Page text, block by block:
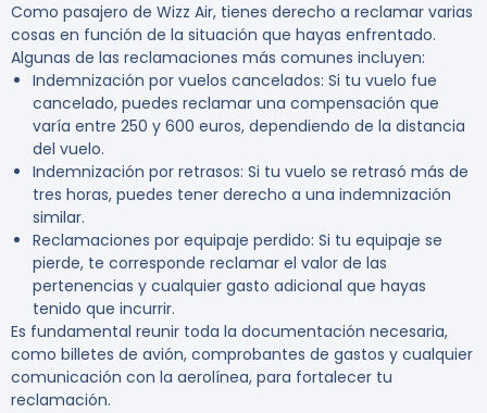
Como pasajero de Wizz Air, tienes derecho a reclamar varias
cosas en función de la situación que hayas enfrentado.
Algunas de las reclamaciones más comunes incluyen:
Indemnización por vuelos cancelados: Si tu vuelo fue
cancelado, puedes reclamar una compensación que
varía entre 250 y 600 euros, dependiendo de la distancia
del vuelo.
Indemnización por retrasos: Si tu vuelo se retrasó más de
tres horas, puedes tener derecho a una indemnización
similar.
Reclamaciones por equipaje perdido: Si tu equipaje se
pierde, te corresponde reclamar el valor de las
pertenencias y cualquier gasto adicional que hayas
tenido que incurrir.
Es fundamental reunir toda la documentación necesaria,
como billetes de avión, comprobantes de gastos y cualquier
comunicación con la aerolínea, para fortalecer tu
reclamación.